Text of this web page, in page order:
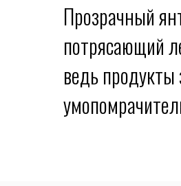
Прозрачный
потрясающий
ведь